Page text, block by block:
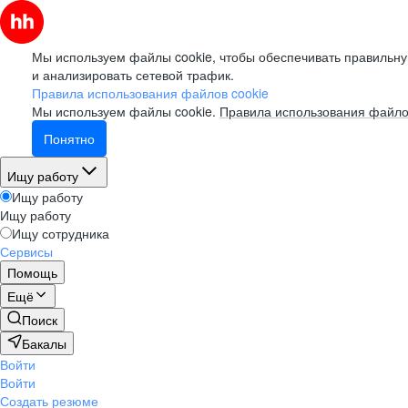
Мы используем файлы cookie, чтобы обеспечивать
и анализировать сетевой трафик.
Правила использования файлов cookie
Мы используем файлы cookie. Правила использования
Понятно
Ищу работу
Ищу работу
Ищу работу
Ищу сотрудника
Сервисы
Помощь
Ещё
Поиск
Бакалы
Войти
Войти
Создать резюме